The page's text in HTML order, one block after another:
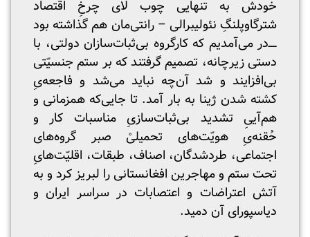
خودش به تنهایی چوب لای چرخِ اقتصاد
شترگاوپلنگِ نئولیبرالی – رانتی‌مان هم گذاشته بود‌‌‌‌‌
ــــ‌‌در می‌آمدیم که کارگروه بی‌ثبات‌سازان دولتی، با
دستی زیرچانه، تصمیم گرفتند که بر ستم جنسیّتی
بی‌افزایند و شد آن‌چه نباید می‌شد و فاجعه‌یِ
کشته شدن ژینا به بار آمد. تا جایی‌که همزمانی و
هم‌آییِ تشدید بی‌ثبات‌‌سازیِ مناسبات کار و
حُقنه‌‌یِ هویّت‌‌های تحمیلیْ صبر گروه‌های
اجتماعی، طردشدگان، اصناف، طبقات، اقلیّت‌هایِ
تحت ستم و مهاجرین افغانستانی را لبریز کرد و به
آتش اعتراضات و اعتصابات در سراسر ایران و
دیاسپورای آن دمید.